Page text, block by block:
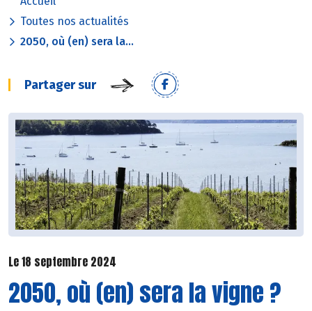
Toutes nos actualités
2050, où (en) sera la...
Partager sur
Le 18 septembre 2024
2050, où (en) sera la vigne ?